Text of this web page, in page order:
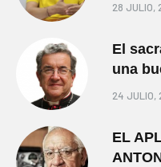
28 JULIO,
El
una
24 JULIO,
EL